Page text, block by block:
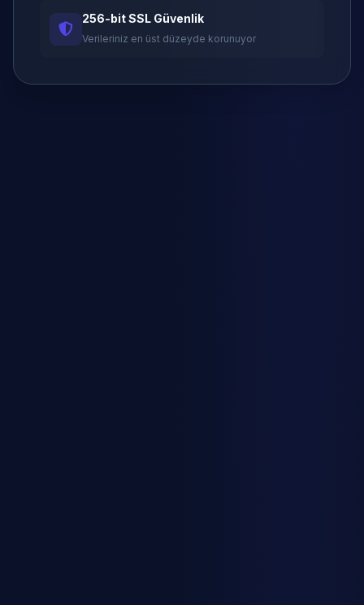
256-bit SSL Güvenlik
Verileriniz en üst düzeyde korunuyor